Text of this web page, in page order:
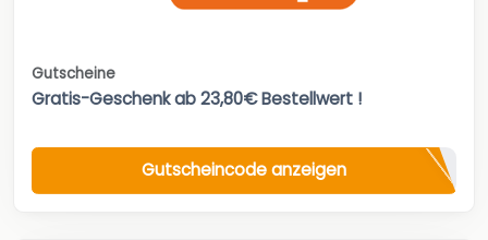
Gutscheine
Gratis-Geschenk ab 23,80€ Bestellwert !
Gutscheincode anzeigen